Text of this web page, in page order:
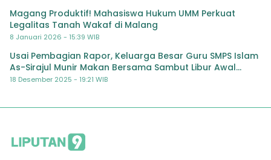
Magang Produktif! Mahasiswa Hukum UMM Perkuat
Legalitas Tanah Wakaf di Malang
8 Januari 2026 - 15:39 WIB
Usai Pembagian Rapor, Keluarga Besar Guru SMPS Islam
As-Sirajul Munir Makan Bersama Sambut Libur Awal
Semester
18 Desember 2025 - 19:21 WIB